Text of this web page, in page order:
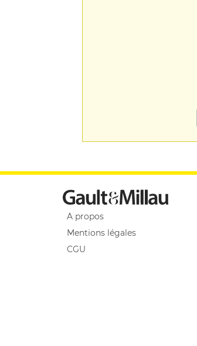
A propos
Mentions légales
CGU